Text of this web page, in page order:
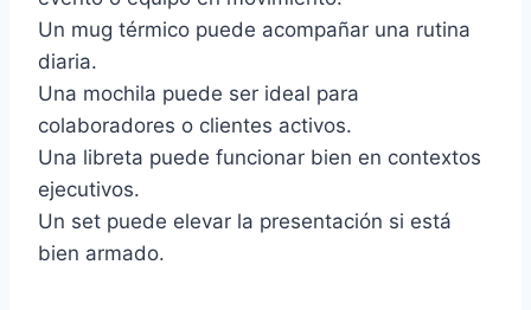
Un mug térmico puede acompañar una rutina
diaria.
Una mochila puede ser ideal para
colaboradores o clientes activos.
Una libreta puede funcionar bien en contextos
ejecutivos.
Un set puede elevar la presentación si está
bien armado.